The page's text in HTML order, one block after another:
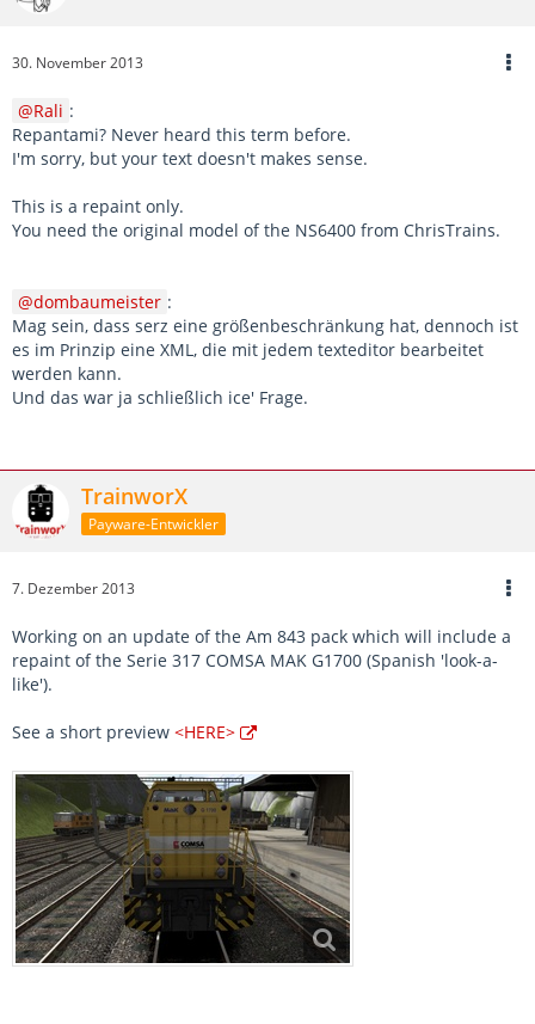
30. November 2013
Rali :
Repantami? Never heard this term before.
I'm sorry, but your text doesn't makes sense.
This is a repaint only.
You need the original model of the NS6400 from ChrisTrains.
dombaumeister :
Mag sein, dass serz eine größenbeschränkung hat, dennoch ist
es im Prinzip eine XML, die mit jedem texteditor bearbeitet
werden kann.
Und das war ja schließlich ice' Frage.
TrainworX
Payware-Entwickler
7. Dezember 2013
Working on an update of the Am 843 pack which will include a
repaint of the Serie 317 COMSA MAK G1700 (Spanish 'look-a-
like').
See a short preview <HERE>